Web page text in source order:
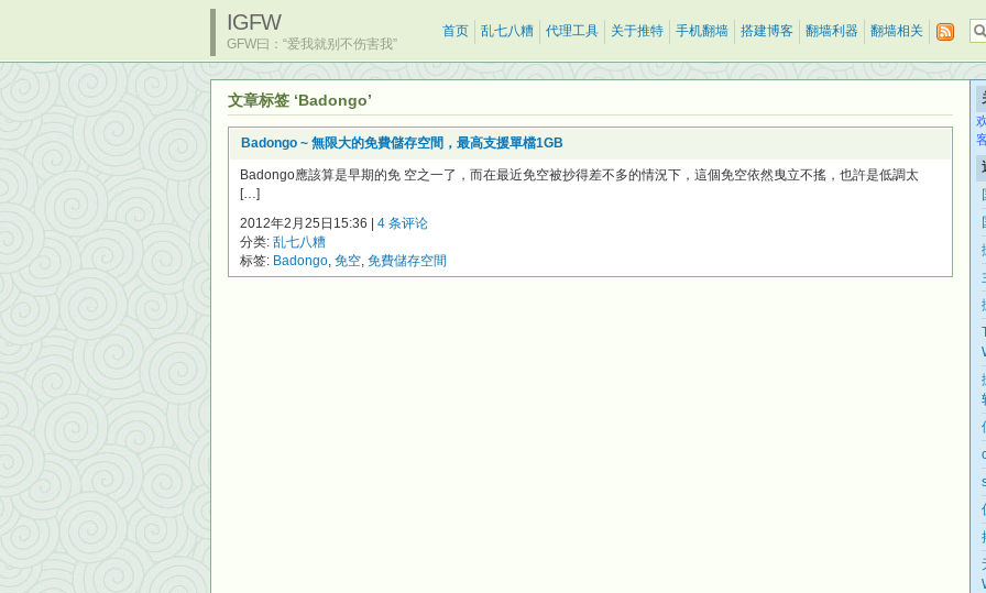
IGFW
GFW曰：“爱我就别不伤害我”
首页 乱七八糟 代理工具 关于推特 手机翻墙 搭建博客 翻墙利器 翻墙相关
文章标签 ‘Badongo’
Badongo ~ 無限大的免費儲存空間，最高支援單檔1GB
Badongo應該算是早期的免 空之一了，而在最近免空被抄得差不多的情況下，這個免空依然曳立不搖，也許是低調太
[…]
2012年2月25日15:36 | 4 条评论
分类: 乱七八糟
标签: Badongo, 免空, 免費儲存空間